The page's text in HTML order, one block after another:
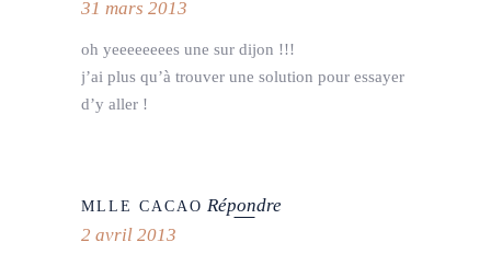
31 mars 2013
oh yeeeeeeees une sur dijon !!!
j’ai plus qu’à trouver une solution pour essayer
d’y aller !
MLLE CACAO Répondre
2 avril 2013